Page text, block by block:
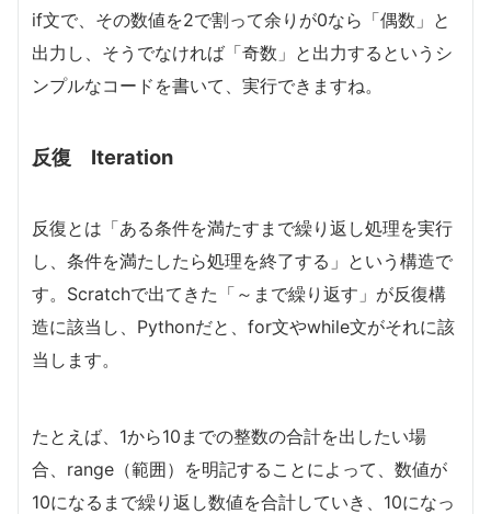
if文で、その数値を2で割って余りが0なら「偶数」と
出力し、そうでなければ「奇数」と出力するというシ
ンプルなコードを書いて、実行できますね。
反復 Iteration
反復とは「ある条件を満たすまで繰り返し処理を実行
し、条件を満たしたら処理を終了する」という構造で
す。Scratchで出てきた「～まで繰り返す」が反復構
造に該当し、Pythonだと、for文やwhile文がそれに該
当します。
たとえば、1から10までの整数の合計を出したい場
合、range（範囲）を明記することによって、数値が
10になるまで繰り返し数値を合計していき、10になっ